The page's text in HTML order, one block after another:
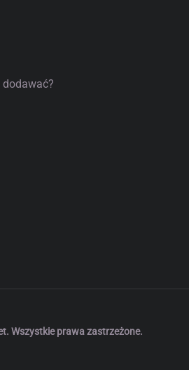
dodawać?
Wszystkie prawa zastrzeżone.